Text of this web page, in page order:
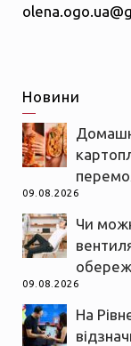
Новини
09.08.2026
Чи
09.08.2026
На